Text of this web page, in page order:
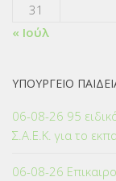
31
« Ιούλ
ΥΠΟΥΡΓΕΙΟ
06-08-26 95
Σ.Α.Ε.Κ. για το
06-08-26